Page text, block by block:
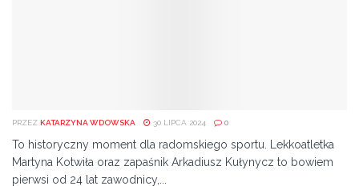
PRZEZ KATARZYNA WDOWSKA 30 LIPCA 2024 0
To historyczny moment dla radomskiego sportu. Lekkoatletka
Martyna Kotwiła oraz zapaśnik Arkadiusz Kułynycz to bowiem
pierwsi od 24 lat zawodnicy,...